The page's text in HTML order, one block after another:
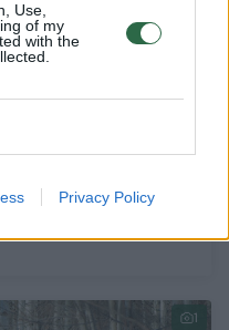
Use,
of my
with the
Privacy Policy
1